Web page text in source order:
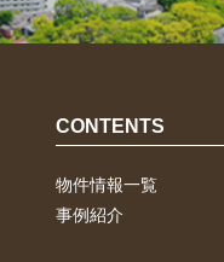
CONTENTS
物件情報一覧
事例紹介